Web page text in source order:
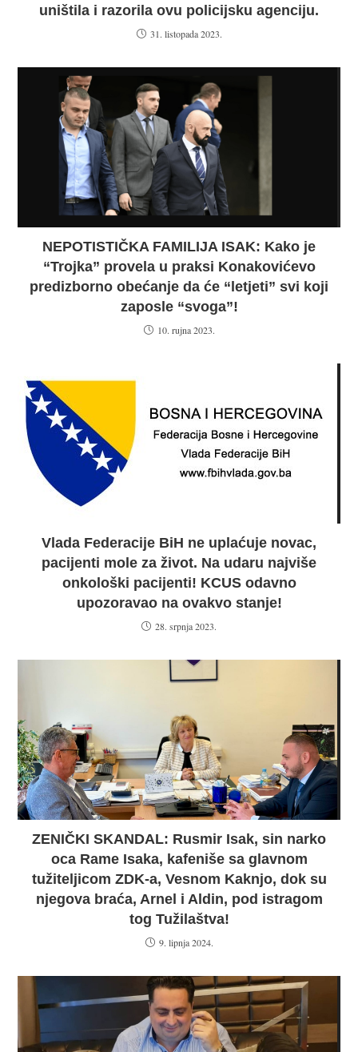
uništila i razorila ovu policijsku agenciju.
31. listopada 2023.
NEPOTISTIČKA FAMILIJA ISAK: Kako je
“Trojka” provela u praksi Konakovićevo
predizborno obećanje da će “letjeti” svi koji
zaposle “svoga”!
10. rujna 2023.
Vlada Federacije BiH ne uplaćuje novac,
pacijenti mole za život. Na udaru najviše
onkološki pacijenti! KCUS odavno
upozoravao na ovakvo stanje!
28. srpnja 2023.
ZENIČKI SKANDAL: Rusmir Isak, sin narko
oca Rame Isaka, kafeniše sa glavnom
tužiteljicom ZDK-a, Vesnom Kaknjo, dok su
njegova braća, Arnel i Aldin, pod istragom
tog Tužilaštva!
9. lipnja 2024.